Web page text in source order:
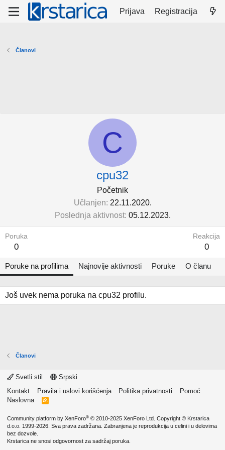
Prijava Registracija
Članovi
C
cpu32
Početnik
Učlanjen 22.11.2020.
Poslednja aktivnost 05.12.2023.
Poruka
0
Reakcija
0
Poruke na profilima Najnovije aktivnosti Poruke O članu
Još uvek nema poruka na cpu32 profilu.
Članovi
Svetli stil
Srpski
Kontakt
Pravila i uslovi korišćenja Politika privatnosti
Pomoć
Naslovna
R
Community platform by XenForo® © 2010-2025 XenForo Ltd. Copyright © Krstarica
d.o.o. 1999-2026. Sva prava zadržana. Zabranjena je reprodukcija u celini i u delovima
bez dozvole.
Krstarica ne snosi odgovornost za sadržaj poruka.